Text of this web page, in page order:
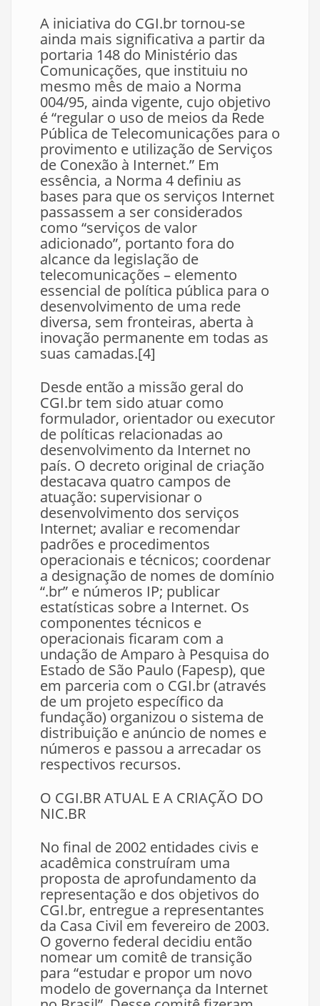
A iniciativa do CGI.br tornou-se
ainda mais significativa a partir da
portaria 148 do Ministério das
Comunicações, que instituiu no
mesmo mês de maio a Norma
004/95, ainda vigente, cujo objetivo
é “regular o uso de meios da Rede
Pública de Telecomunicações para o
provimento e utilização de Serviços
de Conexão à Internet.” Em
essência, a Norma 4 definiu as
bases para que os serviços Internet
passassem a ser considerados
como “serviços de valor
adicionado”, portanto fora do
alcance da legislação de
telecomunicações – elemento
essencial de política pública para o
desenvolvimento de uma rede
diversa, sem fronteiras, aberta à
inovação permanente em todas as
suas camadas.[4]
Desde então a missão geral do
CGI.br tem sido atuar como
formulador, orientador ou executor
de políticas relacionadas ao
desenvolvimento da Internet no
país. O decreto original de criação
destacava quatro campos de
atuação: supervisionar o
desenvolvimento dos serviços
Internet; avaliar e recomendar
padrões e procedimentos
operacionais e técnicos; coordenar
a designação de nomes de domínio
“.br” e números IP; publicar
estatísticas sobre a Internet. Os
componentes técnicos e
operacionais ficaram com a
undação de Amparo à Pesquisa do
Estado de São Paulo (Fapesp), que
em parceria com o CGI.br (através
de um projeto específico da
fundação) organizou o sistema de
distribuição e anúncio de nomes e
números e passou a arrecadar os
respectivos recursos.
O CGI.BR ATUAL E A CRIAÇÃO DO
NIC.BR
No final de 2002 entidades civis e
acadêmica construíram uma
proposta de aprofundamento da
representação e dos objetivos do
CGI.br, entregue a representantes
da Casa Civil em fevereiro de 2003.
O governo federal decidiu então
nomear um comitê de transição
para “estudar e propor um novo
modelo de governança da Internet